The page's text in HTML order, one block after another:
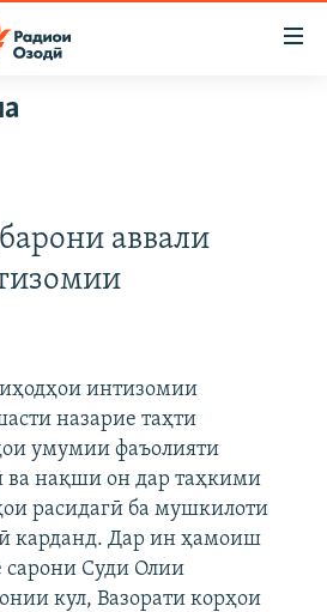
аввали
интизомии
назарие таҳти
умумии фаъолияти
ва нақши он дар таҳкими
расидагӣ ба мушкилоти
карданд. Дар ин ҳамоиш
Суди Олии
кул, Вазорати корҳои